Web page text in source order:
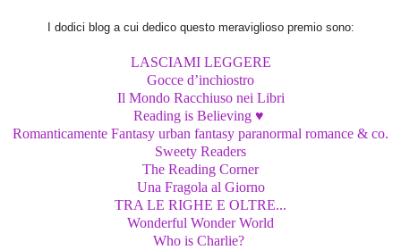
I dodici blog a cui dedico questo meraviglioso premio sono:
LASCIAMI LEGGERE
Gocce d’inchiostro
Il Mondo Racchiuso nei Libri
Reading is Believing ♥
Romanticamente Fantasy urban fantasy paranormal romance & co.
Sweety Readers
The Reading Corner
Una Fragola al Giorno
TRA LE RIGHE E OLTRE...
Wonderful Wonder World
Who is Charlie?